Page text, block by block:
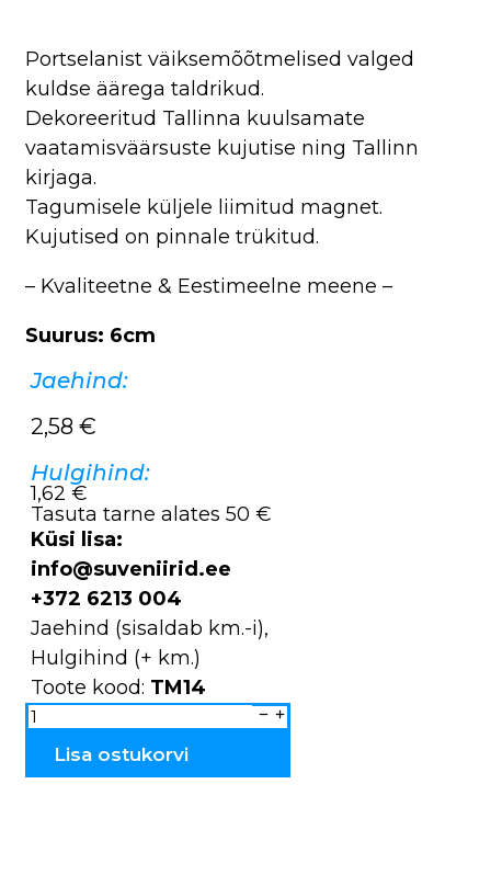
Portselanist väiksemõõtmelised valged
kuldse äärega taldrikud.
Dekoreeritud Tallinna kuulsamate
vaatamisväärsuste kujutise ning Tallinn
kirjaga.
Tagumisele küljele liimitud magnet.
Kujutised on pinnale trükitud.
– Kvaliteetne & Eestimeelne meene –
Suurus: 6cm
Jaehind:
2,58 €
Hulgihind:
1,62 €
Tasuta tarne alates 50 €
Küsi lisa:
info@suveniirid.ee
+372 6213 004
Jaehind (sisaldab km.-i),
Hulgihind (+ km.)
Toote kood: TM14
Magnetid
portselanist
TM14
Lisa ostukorvi